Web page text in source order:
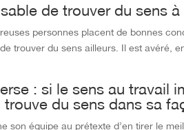
de trouver du sens
personnes placent de bonnes
trouver du sens ailleurs. Il est avéré,
: si le sens au travail
du sens dans sa
son équipe au prétexte d’en tirer le